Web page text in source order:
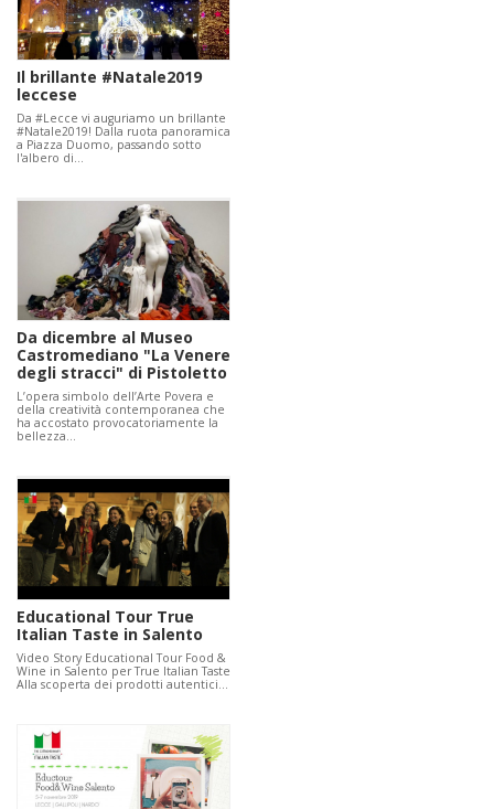
Il brillante #Natale2019
leccese
Da #Lecce vi auguriamo un brillante
#Natale2019! Dalla ruota panoramica
a Piazza Duomo, passando sotto
l'albero di…
Da dicembre al Museo
Castromediano "La Venere
degli stracci" di Pistoletto
L’opera simbolo dell’Arte Povera e
della creatività contemporanea che
ha accostato provocatoriamente la
bellezza…
Educational Tour True
Italian Taste in Salento
Video Story Educational Tour Food &
Wine in Salento per True Italian Taste
Alla scoperta dei prodotti autentici…